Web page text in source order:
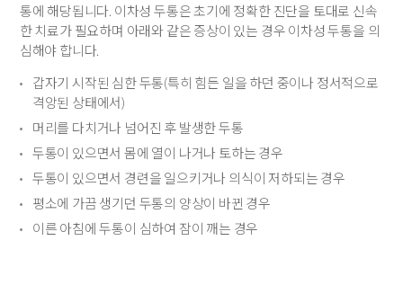
통에 해당됩니다. 이차성 두통은 초기에 정확한 진단을 토대로 신속
한 치료가 필요하며 아래와 같은 증상이 있는 경우 이차성 두통을 의
심해야 합니다.
갑자기 시작된 심한 두통(특히 힘든 일을 하던 중이나 정서적으로
격앙된 상태에서)
머리를 다치거나 넘어진 후 발생한 두통
두통이 있으면서 몸에 열이 나거나 토하는 경우
두통이 있으면서 경련을 일으키거나 의식이 저하되는 경우
평소에 가끔 생기던 두통의 양상이 바뀐 경우
이른 아침에 두통이 심하여 잠이 깨는 경우